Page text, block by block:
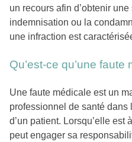
un recours afin d’obtenir
indemnisation ou la
une infraction est
Qu’est-ce qu’une faute
Une faute médicale est un
professionnel de santé
d’un patient. Lorsqu’elle est
peut engager sa